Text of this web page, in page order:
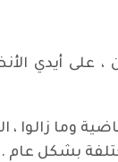
أيدي
وما
بشكل عام .